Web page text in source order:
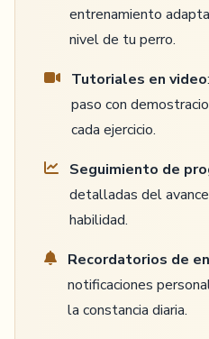
entrenamiento
nivel de tu perro.
Tutoriales en video
paso con
cada ejercicio.
Seguimiento de
detalladas del
habilidad.
Recordatorios de
notificaciones
la constancia diaria.